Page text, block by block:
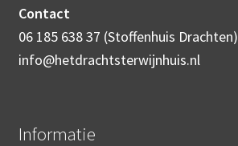
Contact
06 185 638 37 (Stoffenhuis Drachten)
info@hetdrachtsterwijnhuis.nl
Informatie